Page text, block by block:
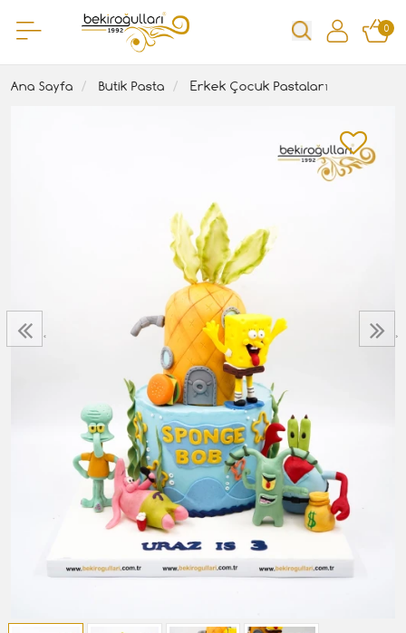
0
Ana Sayfa Butik Pasta Erkek Çocuk Pastaları
‹ ›